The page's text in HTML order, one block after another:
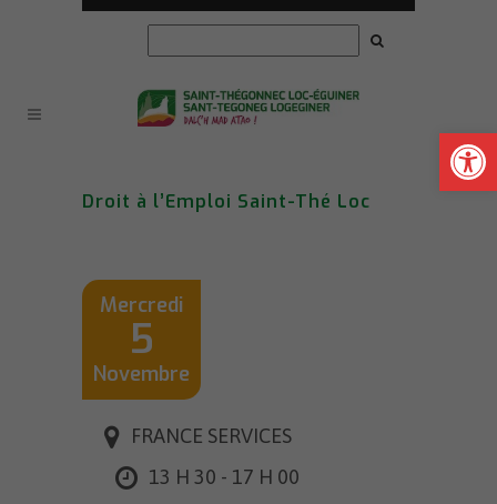
Ouvrir
Droit à l’Emploi Saint-Thé Loc
Mercredi
5
Novembre
FRANCE SERVICES
13 H 30 - 17 H 00